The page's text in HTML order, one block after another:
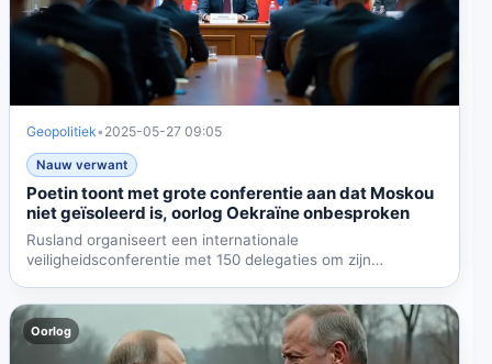
Geopolitiek• 2025-05-27 09:05
Nauw verwant
Poetin toont met grote conferentie aan dat Moskou
niet geïsoleerd is, oorlog Oekraïne onbesproken
Rusland organiseert een internationale
veiligheidsconferentie met 150 delegaties om zijn
Oorlog